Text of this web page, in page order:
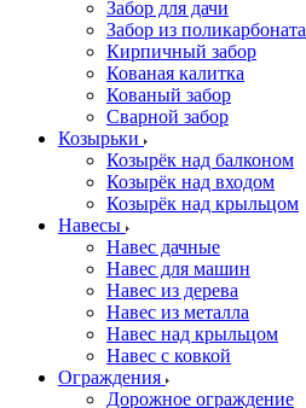
Забор для дачи
Забор из поликарбоната
Кирпичный забор
Кованая калитка
Кованый забор
Сварной забор
Козырьки
Козырёк над балконом
Козырёк над входом
Козырёк над крыльцом
Навесы
Навес дачные
Навес для машин
Навес из дерева
Навес из металла
Навес над крыльцом
Навес с ковкой
Ограждения
Дорожное ограждение